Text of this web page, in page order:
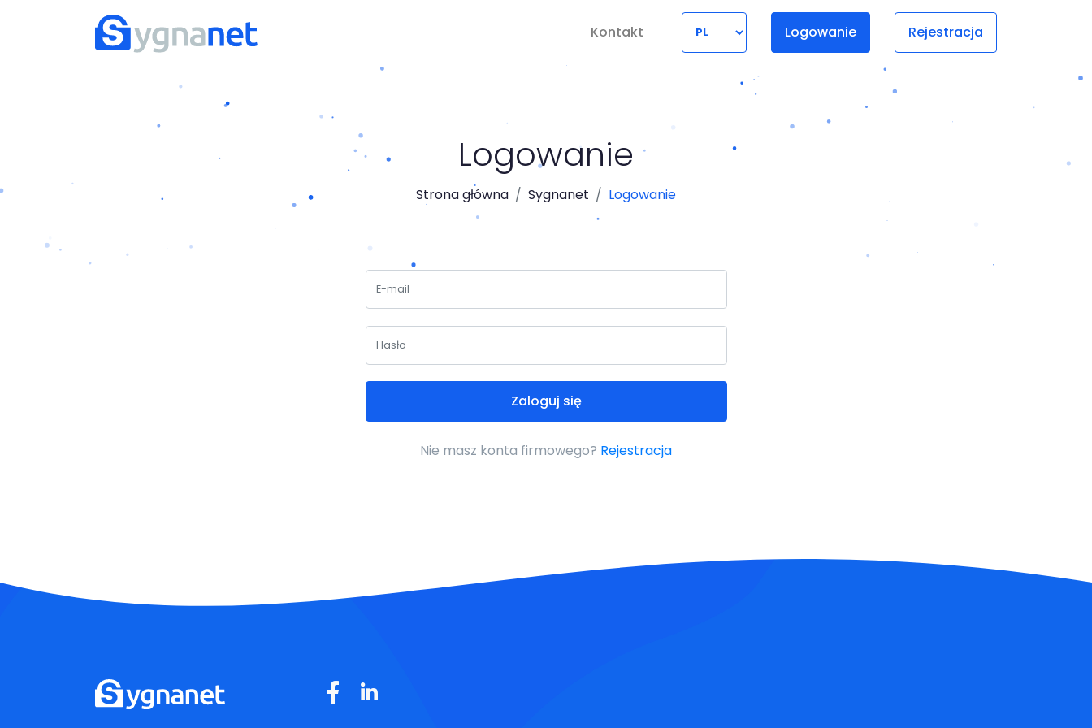
Kontakt Logowanie Rejestracja
Logowanie
Strona główna Sygnanet Logowanie
Zaloguj się
Nie masz konta firmowego? Rejestracja